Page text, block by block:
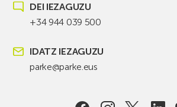
DEI IEZAGUZU
+34 944 039 500
IDATZ IEZAGUZU
parke@parke.eus